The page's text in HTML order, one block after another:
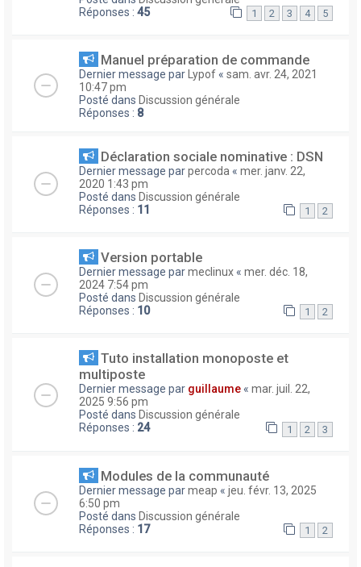
Réponses : 45 1 2 3 4 5
Manuel préparation de commande
Dernier message par Lypof « sam. avr. 24, 2021
10:47 pm
Posté dans Discussion générale
Réponses : 8
Déclaration sociale nominative : DSN
Dernier message parpercoda « mer. janv. 22,
2020 1:43 pm
Posté dans Discussion générale
Réponses : 11 1 2
Version portable
Dernier message parmeclinux « mer. déc. 18,
2024 7:54 pm
Posté dans Discussion générale
Réponses : 10 1 2
Tuto installation monoposte et
multiposte
Dernier message par guillaume « mar. juil. 22,
2025 9:56 pm
Posté dans Discussion générale
Réponses : 24 1 2 3
Modules de la communauté
Dernier message parmeap « jeu. févr. 13, 2025
6:50 pm
Posté dans Discussion générale
Réponses : 17 1 2